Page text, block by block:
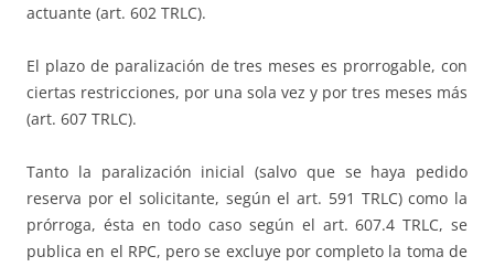
actuante (art. 602 TRLC).
El plazo de paralización de tres meses es prorrogable, con
ciertas restricciones, por una sola vez y por tres meses más
(art. 607 TRLC).
Tanto la paralización inicial (salvo que se haya pedido
reserva por el solicitante, según el art. 591 TRLC) como la
prórroga, ésta en todo caso según el art. 607.4 TRLC, se
publica en el RPC, pero se excluye por completo la toma de